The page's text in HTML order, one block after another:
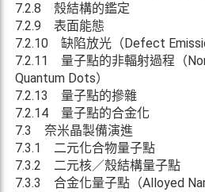
7.2.8 殼結構的鑑定
7.2.9 表面能態
7.2.10 缺陷放光（Defect
7.2.11 量子點的非輻射過程（
Quantum Dots）
7.2.13 量子點的摻雜
7.2.14 量子點的合金化
7.3 奈米晶製備演進
7.3.1 二元化合物量子點
7.3.2 二元核／殼結構量子點
7.3.3 合金化量子點（Alloyed